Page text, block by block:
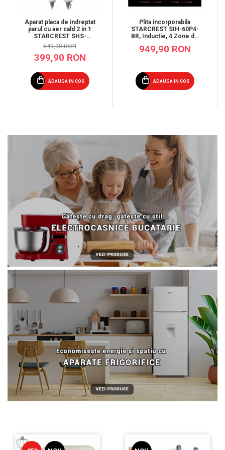
Aparat placa de indreptat
parul cu aer cald 2 in 1
STARCREST SHS-
1300PK, 1300 W, Uscare
si indreptare, Afisaj LCD,
Tehnologie cu ioni
negativi, 5 Moduri de
temperatura, 3 Viteze,
Roz
549,90 RON
399,90 RON
ADAUGA IN COS
Plita incorporabila
STARCREST SIH-60P4-
BR, Inductie, 4 Zone de
Control, Booster, Functie
949,90 RON
ADAUGA IN COS